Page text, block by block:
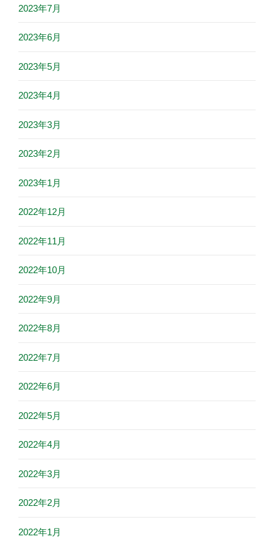
2023年7月
2023年6月
2023年5月
2023年4月
2023年3月
2023年2月
2023年1月
2022年12月
2022年11月
2022年10月
2022年9月
2022年8月
2022年7月
2022年6月
2022年5月
2022年4月
2022年3月
2022年2月
2022年1月